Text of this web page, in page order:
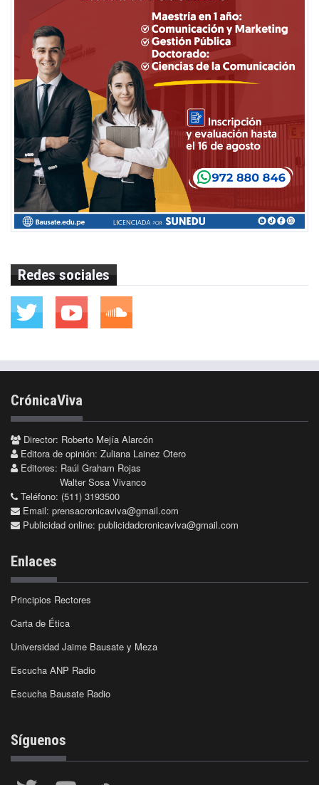
Redes sociales
CrónicaViva
Director: Roberto Mejía Alarcón
Editora de opinión: Zuliana Lainez Otero
Editores: Raúl Graham Rojas
Walter Sosa Vivanco
Teléfono: (511) 3193500
Email: prensacronicaviva@gmail.com
Publicidad online: publicidadcronicaviva@gmail.com
Enlaces
Principios Rectores
Carta de Ética
Universidad Jaime Bausate y Meza
Escucha ANP Radio
Escucha Bausate Radio
Síguenos